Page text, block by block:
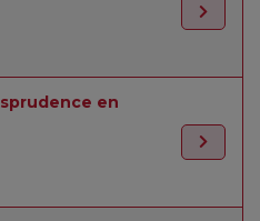
en